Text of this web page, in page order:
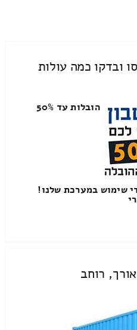
ובדקו כמה עולות
הובלות עד 50%
שימוש במערכת שלנו!
רוחב